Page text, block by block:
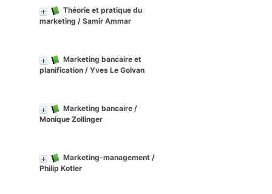
Théorie et pratique du
marketing / Samir Ammar
Marketing bancaire et
planification / Yves Le Golvan
Marketing bancaire /
Monique Zollinger
Marketing-management /
Philip Kotler